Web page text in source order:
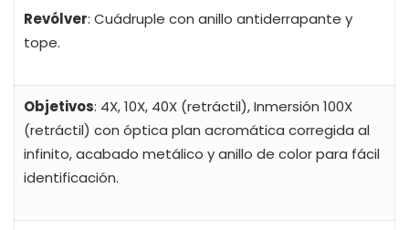
Revólver: Cuádruple con anillo antiderrapante y
tope.
Objetivos: 4X, 10X, 40X (retráctil), Inmersión 100X
(retráctil) con óptica plan acromática corregida al
infinito, acabado metálico y anillo de color para fácil
identificación.